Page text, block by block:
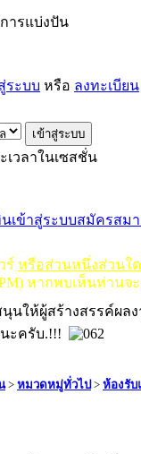
ระบบ หรือ ลงทะเบียน
เวลาในเซสชั่น
นเข้าสู่ระบบสมัครสม
ร์ หรือส่วนหนึ่งส่วนใ
หากพบเห็นท่านจ
นให้ผู้สร้างสรรค์ผล
ะครับ.!!!
> หมวดหมู่ทั่วไป> ห้องรั